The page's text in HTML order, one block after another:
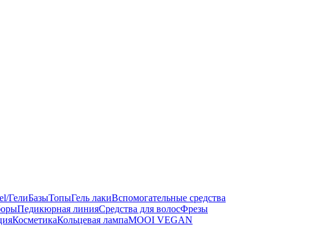
ГелиБазыТопыГель лакиВспомогательные средства
Педикюрная линияСредства для волосФрезы
КосметикаКольцевая лампаMOOI VEGAN